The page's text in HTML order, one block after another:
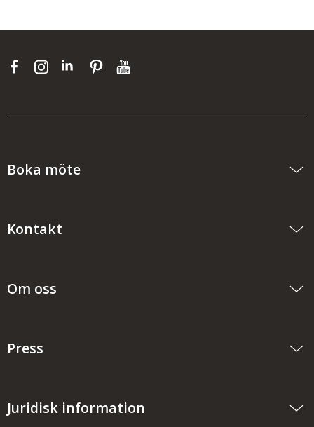
Boka möte
Kontakt
Om oss
Press
Juridisk information